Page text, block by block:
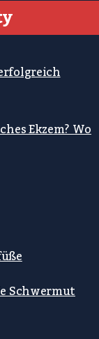
Ekzem? Wo
Schwermut